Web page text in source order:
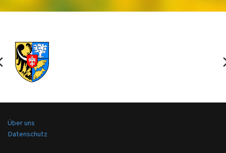
Turm
HALTESTELLEN, ERFRISCHUNGEN,
RESTAURANTS:
Haltestellen an der Schmalspurbahnstrecke
Über uns
Datenschutz